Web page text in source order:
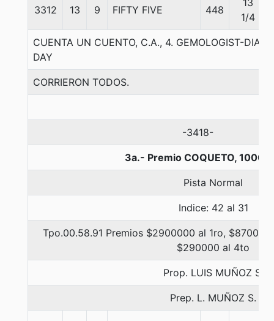
3312 13 9 FIFTY FIVE 448
13
1/4
CUENTA UN CUENTO, C.A., 4. GEMOLOGIST-
DAY
CORRIERON TODOS.
-3418-
3a.- Premio COQUETO, 1000
Pista Normal
Indice: 42 al 31
Tpo.00.58.91 Premios $2900000 al 1ro,
$290000 al 4to
Prop. LUIS MUÑOZ S.
Prep. L. MUÑOZ S.